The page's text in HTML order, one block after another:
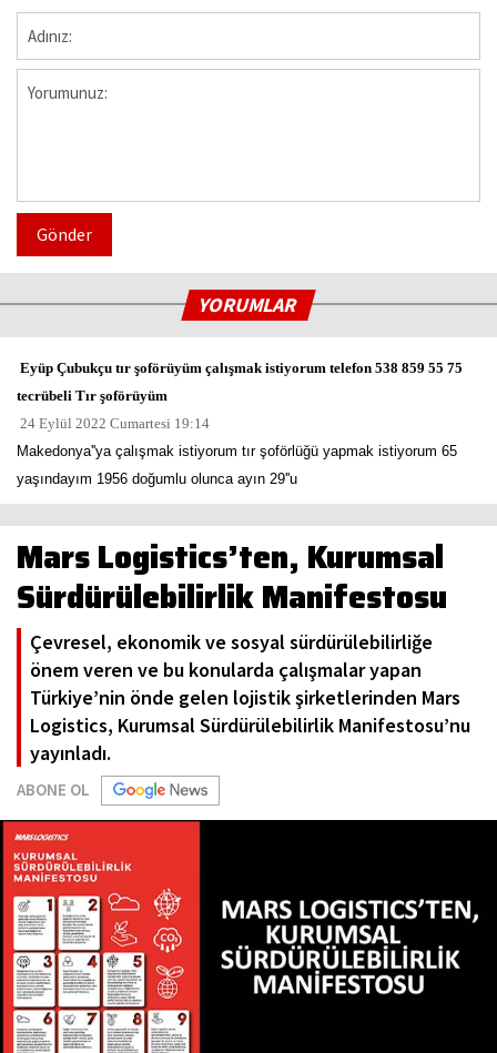
Gönder
YORUMLAR
Eyüp Çubukçu tır şoförüyüm çalışmak istiyorum telefon 538 859 55 75
tecrübeli Tır şoförüyüm
24 Eylül 2022 Cumartesi 19:14
Makedonya''ya çalışmak istiyorum tır şoförlüğü yapmak istiyorum 65
yaşındayım 1956 doğumlu olunca ayın 29''u
Mars Logistics’ten, Kurumsal
Sürdürülebilirlik Manifestosu
Çevresel, ekonomik ve sosyal sürdürülebilirliğe
önem veren ve bu konularda çalışmalar yapan
Türkiye’nin önde gelen lojistik şirketlerinden Mars
Logistics, Kurumsal Sürdürülebilirlik Manifestosu’nu
yayınladı.
ABONE OL